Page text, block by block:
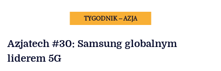
TYGODNIK – AZJA
Azjatech #30: Samsung globalnym
liderem 5G